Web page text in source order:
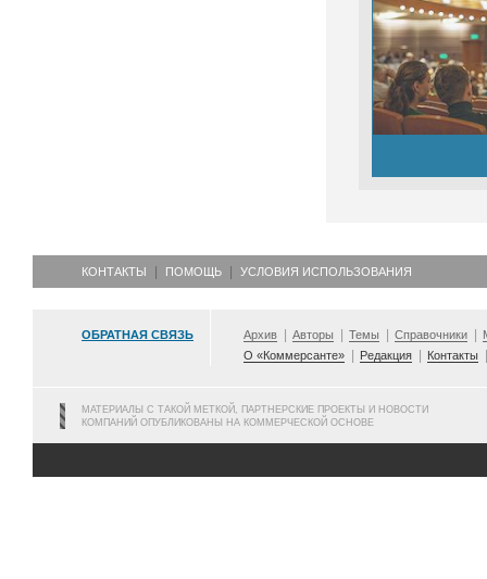
КОНТАКТЫ ПОМОЩЬ УСЛОВИЯ ИСПОЛЬЗОВАНИЯ
ОБРАТНАЯ СВЯЗЬ Архив Авторы Темы Справочники
О «Коммерсанте»
Редакция Контакты
МАТЕРИАЛЫ С ТАКОЙ МЕТКОЙ, ПАРТНЕРСКИЕ ПРОЕКТЫ И НОВОСТИ
КОМПАНИЙ ОПУБЛИКОВАНЫ НА КОММЕРЧЕСКОЙ ОСНОВЕ